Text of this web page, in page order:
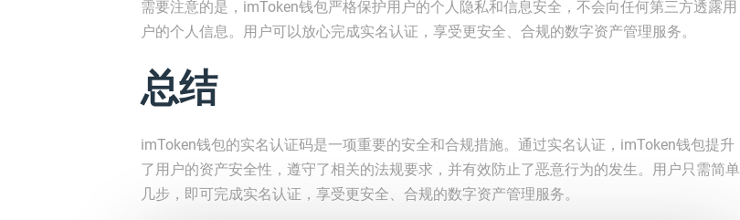
需要注意的是，imToken钱包严格保护用户的个人隐私和信息安全，不会向任何第三方透露用
户的个人信息。用户可以放心完成实名认证，享受更安全、合规的数字资产管理服务。
总结
imToken钱包的实名认证码是一项重要的安全和合规措施。通过实名认证，imToken钱包提升
了用户的资产安全性，遵守了相关的法规要求，并有效防止了恶意行为的发生。用户只需简单
几步，即可完成实名认证，享受更安全、合规的数字资产管理服务。